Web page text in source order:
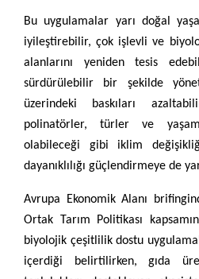
Bu uygulamalar yarı doğal
iyileştirebilir, çok işlevli ve
alanlarını yeniden tesis
sürdürülebilir bir şekilde
üzerindeki baskıları
polinatörler, türler ve
olabileceği gibi iklim
dayanıklılığı güçlendirmeye de
Avrupa Ekonomik Alanı
Ortak Tarım Politikası
biyolojik çeşitlilik dostu
içerdiği belirtilirken, gıda